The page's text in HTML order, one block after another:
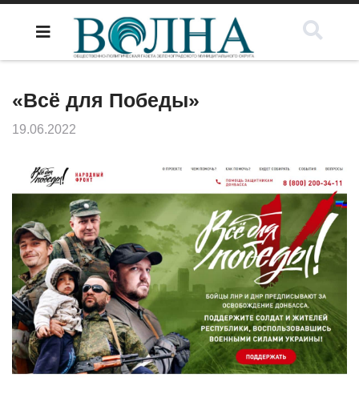
«Всё для Победы»
19.06.2022